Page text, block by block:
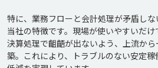
特に、業務フローと会計処理が矛盾し
当社の特徴です。現場が使いやすいだ
決算処理で齟齬が出ないよう、上流か
築。これにより、トラブルのない安定